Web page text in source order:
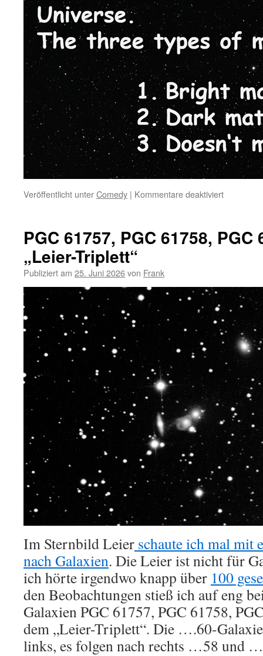
Veröffentlicht unterComedy | Kommentare deaktiviertfür
PGC 61757, PGC 61758, PGC
„Leier-Triplett“
Publiziert am 25. Juni 2026von Frank
Im Sternbild Leier schaute ich mal mit
nach Galaxien. Die Leier ist nicht für
ich hörte irgendwo knapp über 100
den Beobachtungen stieß ich auf eng
Galaxien PGC 61757, PGC 61758,
dem „Leier-Triplett“. Die ….60-
links, es folgen nach rechts …58 und